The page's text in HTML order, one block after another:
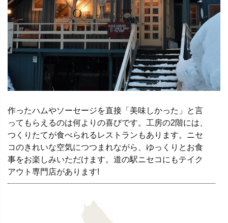
作ったハムやソーセージを直接「美味しかった」と言
ってもらえるのは何よりの喜びです。工房の2階には、
つくりたてが食べられるレストランもあります。ニセ
コのきれいな空気につつまれながら、ゆっくりとお食
事をお楽しみいただけます。道の駅ニセコにもテイク
アウト専門店があります!